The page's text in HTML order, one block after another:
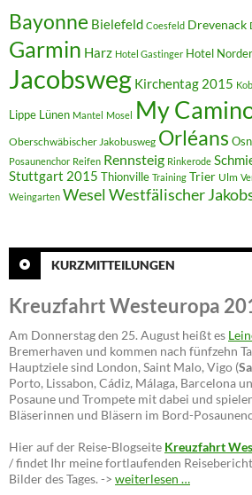
Bayonne Bielefeld Coesfeld Drevenack
Garmin Harz Hotel Gastinger Hotel
Jacobsweg Kirchentag 2015
Lippe Lünen Mantel Mosel My
Oberschwäbischer Jakobusweg Orléans
Posaunenchor Reifen Rennsteig Rinkerode
Stuttgart 2015 Thionville Training Trier Ulm
Weingarten Wesel Westfälischer
KURZMITTEILUNGEN
Kreuzfahrt Westeuropa
Am Donnerstag den 25. August heißt es
Bremerhaven und kommen nach fünfzehn
Hauptziele sind London, Saint Malo, Vigo (
Porto, Lissabon, Cádiz, Málaga, Barcelona
Posaune und Trompete mit dabei und
Bläserinnen und Bläsern im Bord-
Hier auf der Reise-Blogseite Kreuzfahrt
/ findet Ihr meine fortlaufenden
Bilder des Tages. -> weiterlesen …